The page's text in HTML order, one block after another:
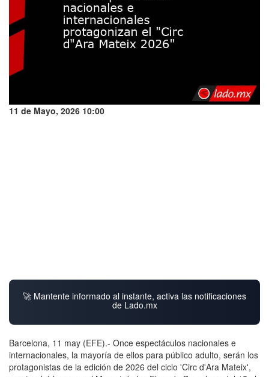
11 de Mayo, 2026 10:00
🚀 Mantente informado al instante, activa las notificaciones
de Lado.mx
Barcelona, 11 may (EFE).- Once espectáculos nacionales e
internacionales, la mayoría de ellos para público adulto, serán los
protagonistas de la edición de 2026 del ciclo 'Circ d'Ara Mateix',